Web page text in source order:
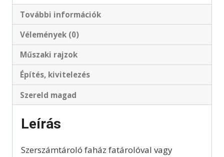
További információk
Vélemények (0)
Műszaki rajzok
Építés, kivitelezés
Szereld magad
Leírás
Szerszámtároló faház fatárolóval vagy